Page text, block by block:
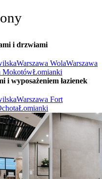
i drzwiami
Warszawa WolaWarszawa
MokotówŁomianki
i wyposażeniem łazienek
Warszawa Fort
Łomianki